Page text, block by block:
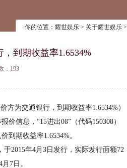
你的位置： 耀世娱乐 > 关于耀世娱乐 >
，到期收益率1.6534%
：193
方为交通银行，到期收益率1.6534%）
信息，“15进出08”（代码150308）
到期收益率1.6534%。
2015年4月3日发行，实际发行面额72
7日。